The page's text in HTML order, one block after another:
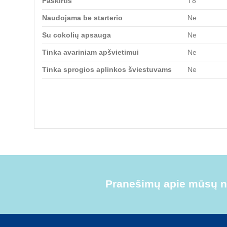
Naudojama be starterio Ne
Su cokolių apsauga Ne
Tinka avariniam apšvietimui Ne
Tinka sprogios aplinkos šviestuvams Ne
Pranešimų apie mūsų